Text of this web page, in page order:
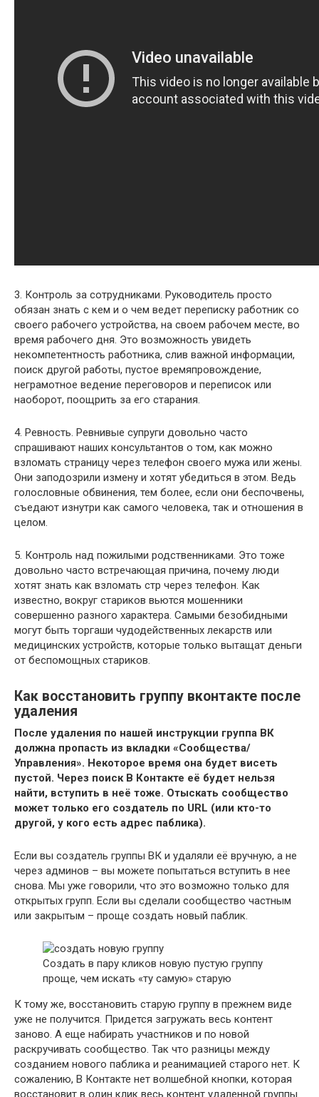
3. Контроль за сотрудниками. Руководитель просто
обязан знать с кем и о чем ведет переписку работник со
своего рабочего устройства, на своем рабочем месте, во
время рабочего дня. Это возможность увидеть
некомпетентность работника, слив важной информации,
поиск другой работы, пустое времяпровождение,
неграмотное ведение переговоров и переписок или
наоборот, поощрить за его старания.
4. Ревность. Ревнивые супруги довольно часто
спрашивают наших консультантов о том, как можно
взломать страницу через телефон своего мужа или жены.
Они заподозрили измену и хотят убедиться в этом. Ведь
голословные обвинения, тем более, если они беспочвены,
съедают изнутри как самого человека, так и отношения в
целом.
5. Контроль над пожилыми родственниками. Это тоже
довольно часто встречающая причина, почему люди
хотят знать как взломать стр через телефон. Как
известно, вокруг стариков вьются мошенники
совершенно разного характера. Самыми безобидными
могут быть торгаши чудодейственных лекарств или
медицинских устройств, которые только вытащат деньги
от беспомощных стариков.
Как восстановить группу вконтакте после
удаления
После удаления по нашей инструкции группа ВК
должна пропасть из вкладки «Сообщества/
Управления». Некоторое время она будет висеть
пустой. Через поиск В Контакте её будет нельзя
найти, вступить в неё тоже. Отыскать сообщество
может только его создатель по URL (или кто-то
другой, у кого есть адрес паблика).
Если вы создатель группы ВК и удаляли её вручную, а не
через админов – вы можете попытаться вступить в нее
снова. Мы уже говорили, что это возможно только для
открытых групп. Если вы сделали сообщество частным
или закрытым – проще создать новый паблик.
Создать в пару кликов новую пустую группу
проще, чем искать «ту самую» старую
К тому же, восстановить старую группу в прежнем виде
уже не получится. Придется загружать весь контент
заново. А еще набирать участников и по новой
раскручивать сообщество. Так что разницы между
созданием нового паблика и реанимацией старого нет. К
сожалению, В Контакте нет волшебной кнопки, которая
восстановит в один клик весь контент удаленной группы.